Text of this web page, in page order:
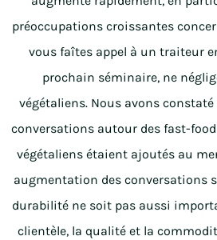
préoccupations croissantes
vous faîtes appel à un traiteur
prochain séminaire, ne
végétaliens. Nous avons
conversations autour des fast-
végétaliens étaient ajoutés au
augmentation des conversations
durabilité ne soit pas aussi
clientèle, la qualité et la